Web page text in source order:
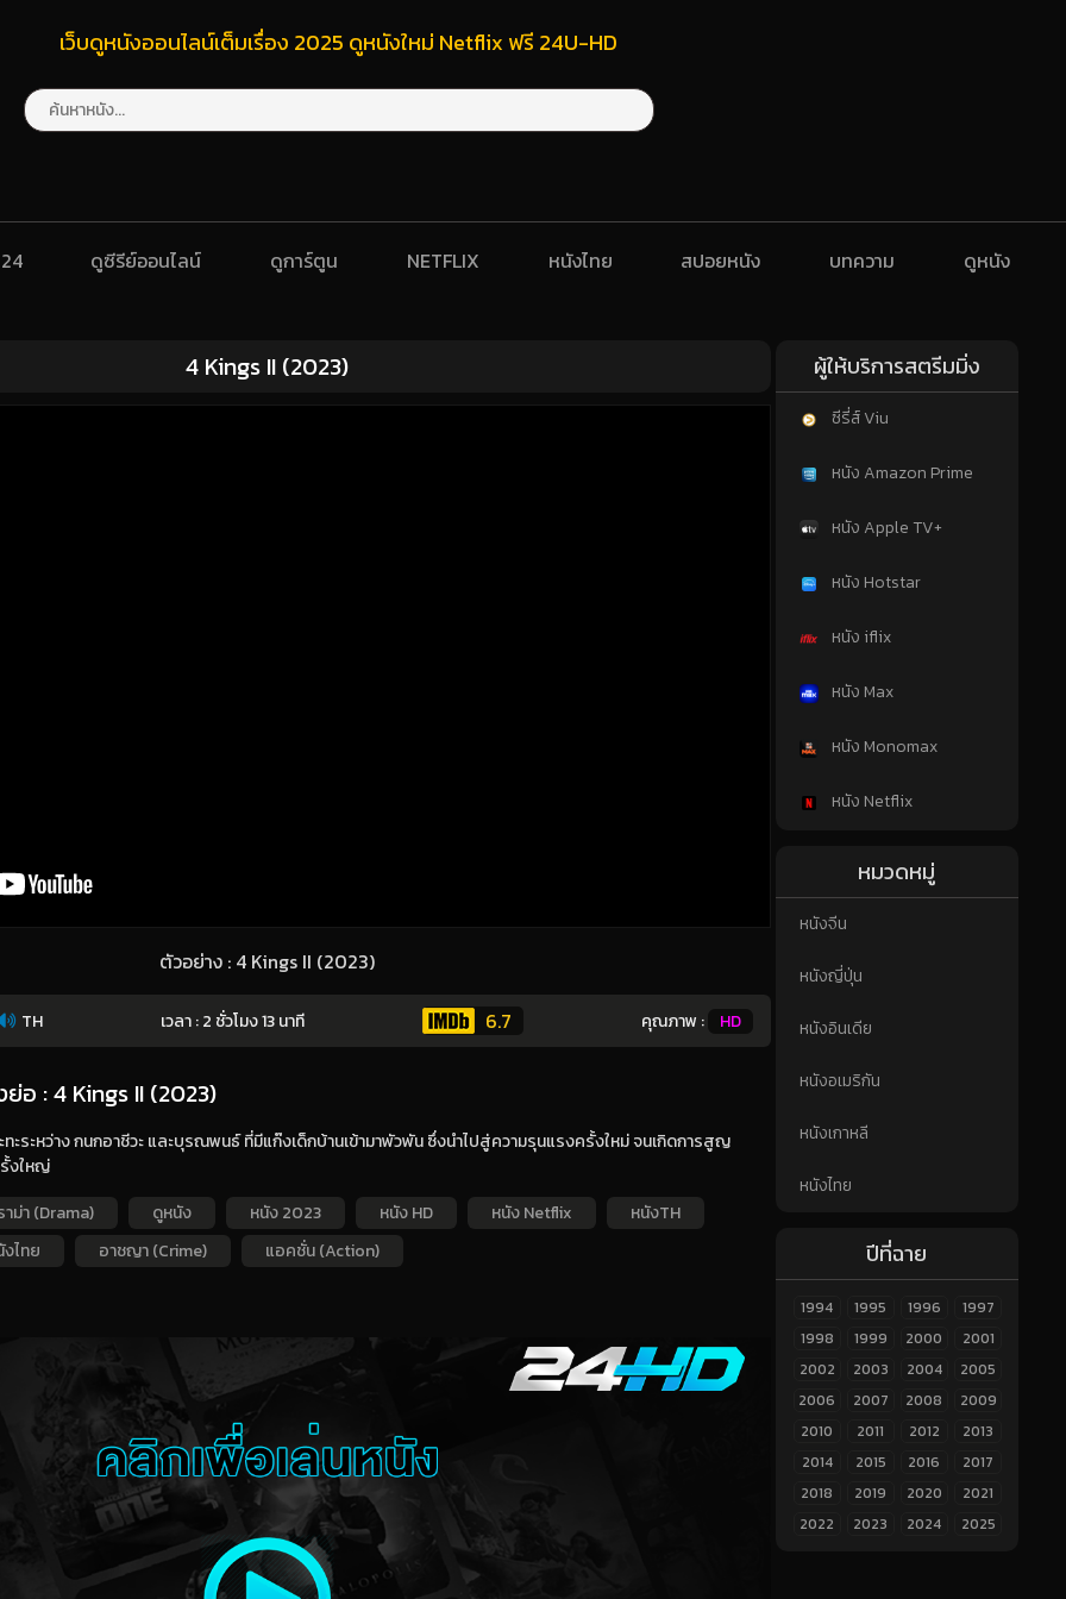
เว็บดูหนังออนไลน์เต็มเรื่อง 2025 ดูหนังใหม่ Netflix ฟรี 24U-HD
ดูซีรีย์ออนไลน์ ดูการ์ตูน NETFLIX หนังไทย สปอยหนัง บทความ ดูหนัง
4 Kings II (2023)
ตัวอย่าง : 4 Kings II (2023)
TH เวลา : 2 ชั่วโมง 13 นาที 6.7 คุณภาพ : HD
ย่อ : 4 Kings II (2023)
ทะระหว่าง กนกอาชีวะ และบุรณพนธ์ ที่มีแก๊งเด็กบ้านเข้ามาพัวพัน ซึ่งนำไปสู่ความรุนแรงครั้งใหม่ จนเกิดการสูญ
งใหญ่
ม่า (Drama)
ดูหนัง หนัง 2023 หนัง HD หนัง Netflix
หนังTH
ไทย
อาชญา (Crime) แอคชั่น (Action)
ผู้ให้บริการสตรีมมิ่ง
ซีรี่ส์ Viu
หนัง Amazon Prime
หนัง Apple TV+
หนัง Hotstar
หนัง iflix
หนัง Max
หนัง Monomax
หนัง Netflix
หมวดหมู่
หนังจีน
หนังญี่ปุ่น
หนังอินเดีย
หนังอเมริกัน
หนังเกาหลี
หนังไทย
ปีที่ฉาย
1994 1995 1996
1997
1998
1999 2000
2001
2002
2003 2004
2005
2006
2007 2008
2009
2010
2011 2012
2013
2014
2015 2016
2017
2018
2019 2020
2021
2022
2023 2024 2025